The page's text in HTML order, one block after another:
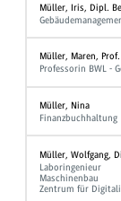
Müller, Iris, Dipl.
Müller, Maren,
Professorin BWL -
Müller, Nina
Finanzbuchhaltung
Müller, Wolfgang,
Laboringenieur
Maschinenbau
Zentrum für